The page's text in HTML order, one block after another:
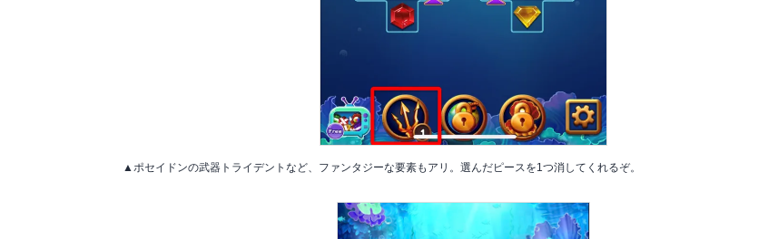
▲ポセイドンの武器トライデントなど、ファンタジーな要素もアリ。選んだピースを1つ消してくれるぞ。